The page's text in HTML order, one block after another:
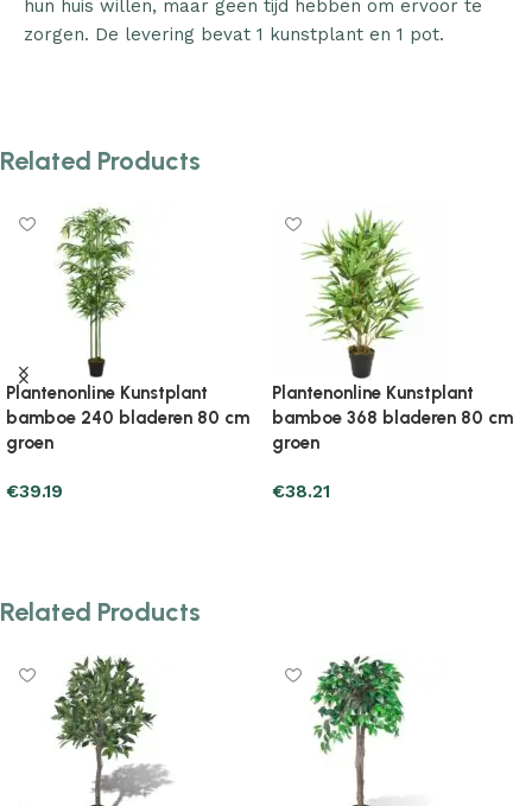
hun huis willen, maar geen tijd hebben om ervoor te
zorgen. De levering bevat 1 kunstplant en 1 pot.
Related Products
80 cm
Plantenonline Kunstplant
bamboe 552 bladeren 120 cm
Plantenonline
bamboe 552
Related Products